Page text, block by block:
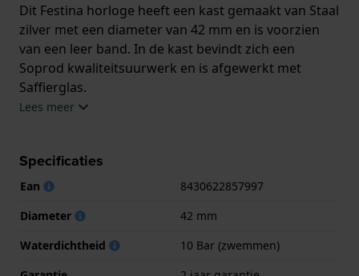
Dit Festina horloge heeft een kast gemaakt van Staal
zilver met een diameter van 42 mm en is voorzien
van een leer band. In de kast bevindt zich een
Soprod kwaliteitsuurwerk en is afgewerkt met
Saffierglas.
horloge geleverd met 2 jaar garantie.
Lees meer
Specificaties
Ean
8430622857997
Diameter
42 mm
Waterdichtheid
10 Bar (zwemmen)